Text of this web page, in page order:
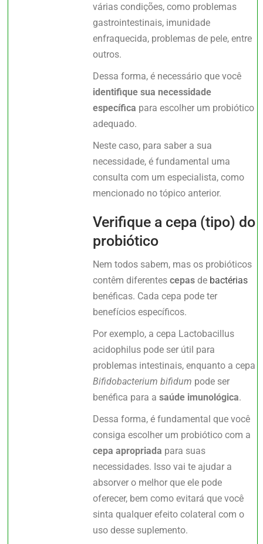
várias condições, como problemas
gastrointestinais, imunidade
enfraquecida, problemas de pele, entre
outros.
Dessa forma, é necessário que você
identifique sua necessidade
específica para escolher um probiótico
adequado.
Neste caso, para saber a sua
necessidade, é fundamental uma
consulta com um especialista, como
mencionado no tópico anterior.
Verifique a cepa (tipo) do
probiótico
Nem todos sabem, mas os probióticos
contêm diferentescepas de bactérias
benéficas. Cada cepa pode ter
benefícios específicos.
Por exemplo, a cepa Lactobacillus
acidophilus pode ser útil para
problemas intestinais, enquanto a cepa
Bifidobacterium bifidum pode ser
benéfica para asaúde imunológica.
Dessa forma, é fundamental que você
consiga escolher um probiótico com a
cepa apropriada para suas
necessidades. Isso vai te ajudar a
absorver o melhor que ele pode
oferecer, bem como evitará que você
sinta qualquer efeito colateral com o
uso desse suplemento.